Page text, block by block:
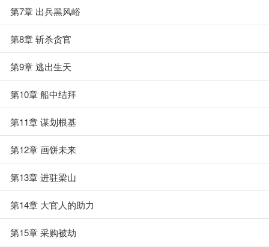
第7章 出兵黑风峪
第8章 斩杀贪官
第9章 逃出生天
第10章 船中结拜
第11章 谋划根基
第12章 画饼未来
第13章 进驻梁山
第14章 大官人的助力
第15章 采购被劫